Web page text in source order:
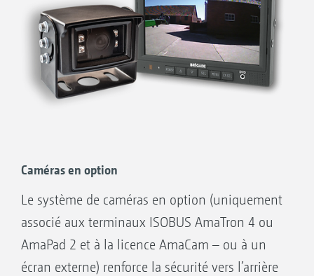
Caméras en option
Le système de caméras en option (uniquement
associé aux terminaux ISOBUS AmaTron 4 ou
AmaPad 2 et à la licence AmaCam – ou à un
écran externe) renforce la sécurité vers l’arrière